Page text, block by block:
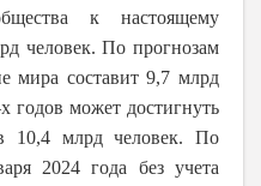
к настоящему
человек. По прогнозам
мира составит 9,7 млрд
годов может достигнуть
10,4 млрд человек. По
2024 года без учета